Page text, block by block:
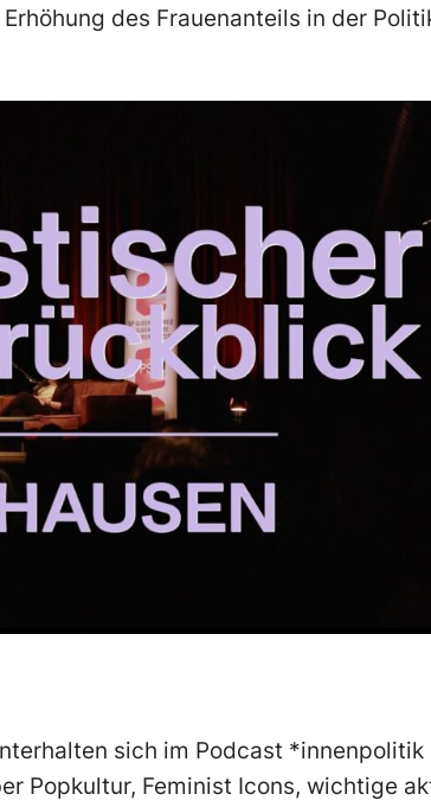
des Frauenanteils in der
sich im Podcast *innenpolitik
Popkultur, Feminist Icons, wichtige